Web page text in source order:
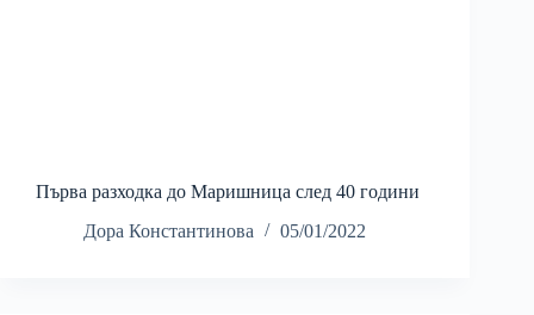
Първа разходка до Маришница след 40 години
Дора Константинова
05/01/2022